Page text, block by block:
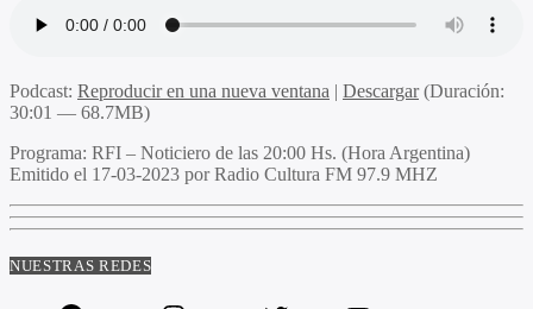
Podcast: Reproducir en una nueva ventana | Descargar(Duración:
30:01 — 68.7MB)
Programa: RFI – Noticiero de las 20:00 Hs. (Hora Argentina)
Emitido el 17-03-2023 por Radio Cultura FM 97.9 MHZ
NUESTRAS REDES